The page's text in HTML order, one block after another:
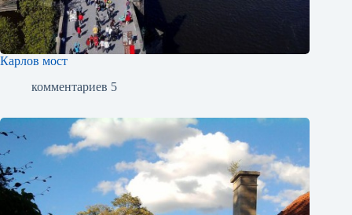
Карлов мост
комментариев 5